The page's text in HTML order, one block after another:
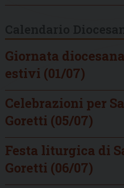
Giornata
estivi (01/07)
Celebrazioni per
Goretti (05/07)
Festa liturgica di
Goretti (06/07)